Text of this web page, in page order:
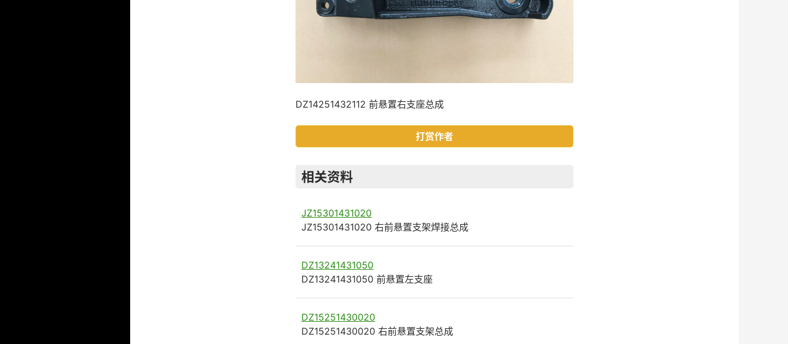
DZ14251432112 前悬置右支座总成
打赏作者
相关资料
JZ15301431020
JZ15301431020 右前悬置支架焊接总成
DZ13241431050
DZ13241431050 前悬置左支座
DZ15251430020
DZ15251430020 右前悬置支架总成